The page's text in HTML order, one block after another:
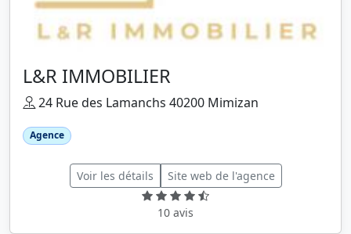
L&R IMMOBILIER
24 Rue des Lamanchs 40200 Mimizan
Agence
Voir les détails Site web de l'agence
10 avis